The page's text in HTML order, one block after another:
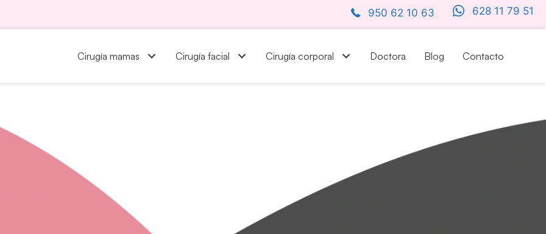
950 62 10 63 628 11 79 51
Cirugía mamas Cirugía facial Cirugía corporal Doctora Blog Contacto